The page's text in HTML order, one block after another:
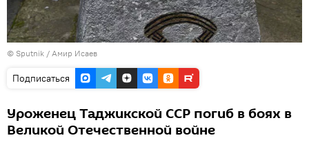
© Sputnik / Амир Исаев
Подписаться
Уроженец Таджикской ССР погиб в боях в
Великой Отечественной войне